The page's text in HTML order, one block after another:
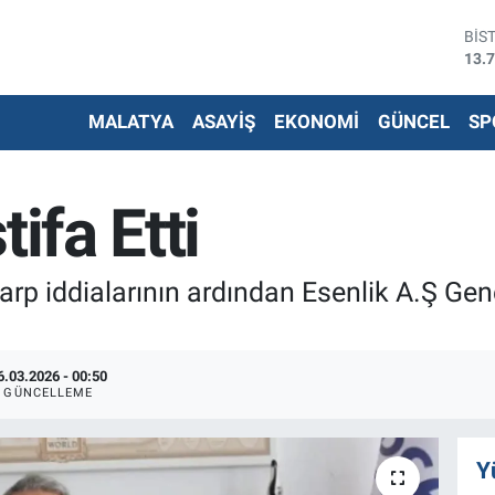
MALATYA ASAYİŞ EKONOMİ GÜNCEL
Etti
iddialarının ardından Esenlik A.Ş
- 00:50
GÜNCELLEME